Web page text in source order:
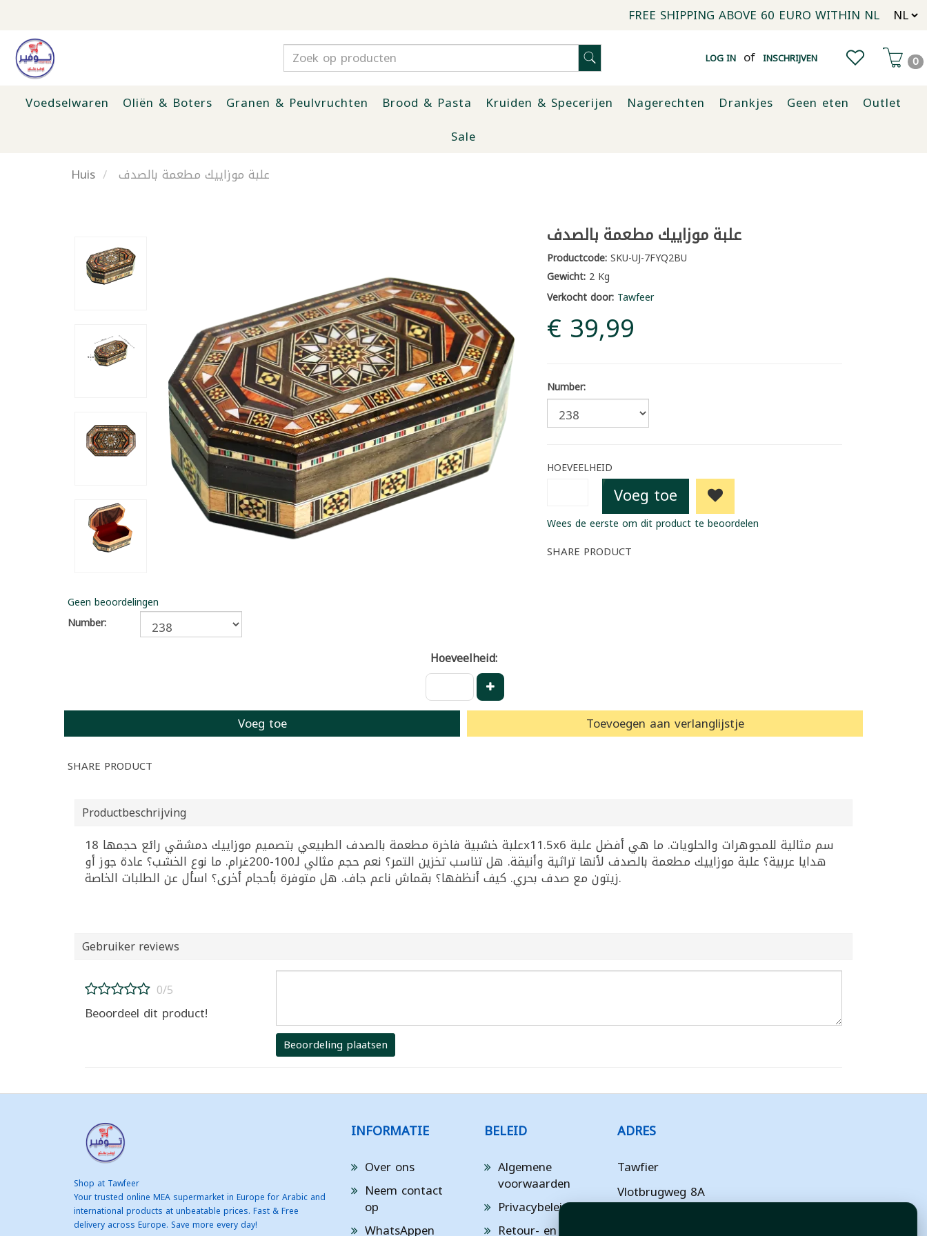
FREE SHIPPING ABOVE 60 EURO WITHIN NL
LOG IN of INSCHRIJVEN 0
Voedselwaren Oliën & Boters Granen & Peulvruchten Brood & Pasta Kruiden & Specerijen Nagerechten Drankjes Geen eten
Outlet
Sale
Huis
علبة موزاييك مطعمة بالصدف
علبة موزاييك مطعمة بالصدف
Productcode:SKU-UJ-7FYQ2BU
Gewicht:2 Kg
Verkocht door: Tawfeer
€ 39,99
Number:
HOEVEELHEID
Voeg toe
Wees de eerste om dit product te beoordelen
SHARE PRODUCT
Geen beoordelingen
Number:
Hoeveelheid:
Voeg toe Toevoegen aan verlanglijstje
SHARE PRODUCT
Productbeschrijving
علبة خشبية فاخرة مطعمة بالصدف الطبيعي بتصميم موزاييك دمشقي رائع حجمها 18x11.5x6 سم مثالية للمجوهرات والحلويات. ما هي أفضل علبة
هدايا عربية؟ علبة موزاييك مطعمة بالصدف لأنها تراثية وأنيقة. هل تناسب تخزين التمر؟ نعم حجم مثالي لـ100-200غرام. ما نوع الخشب؟ عادة جوز أو
زيتون مع صدف بحري. كيف أنظفها؟ بقماش ناعم جاف. هل متوفرة بأحجام أخرى؟ اسأل عن الطلبات الخاصة.
Gebruiker reviews
0/5
Beoordeel dit product!
Beoordeling plaatsen
Shop at Tawfeer
Your trusted online MEA supermarket in Europe for Arabic and
international products at unbeatable prices. Fast & Free
delivery across Europe. Save more every day!
INFORMATIE
Over ons
Neem contact
op
WhatsAppen
BELEID
Algemene
voorwaarden
Privacybeleid
Retour- en
ADRES
Tawfier
Vlotbrugweg 8A